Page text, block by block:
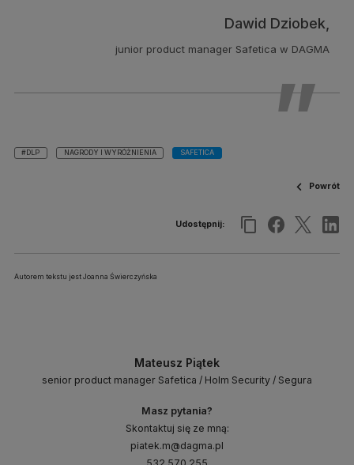
Dawid Dziobek,
junior product manager Safetica w DAGMA
#DLP NAGRODY I WYRÓŻNIENIA SAFETICA
Powrót
Udostępnij:
Autorem tekstu jest Joanna Świerczyńska
Mateusz Piątek
senior product manager Safetica / Holm Security / Segura
Masz pytania?
Skontaktuj się ze mną:
piatek.m@dagma.pl